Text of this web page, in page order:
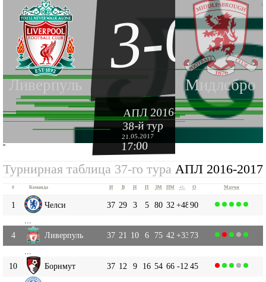
Ливерпуль Мидлсбро
3-0
АПЛ 2016-2017
38-й тур
21.05.2017
17:00
''
Турнирная таблица 37-го тура АПЛ 2016-2017
# Команда И В Н П ЗМ ПМ +|- О Матчи
1 Челси 37 29 3 5 80 32 +4890
4
Ливерпуль 37 21 10 6 75 42 +33 73
10
Борнмут 37 12 9 16 54 66 -12 45